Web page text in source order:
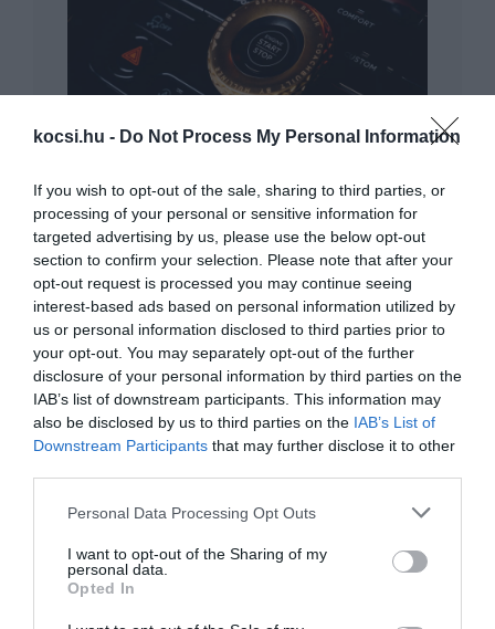
kocsi.hu - Do Not Process My Personal Information
If you wish to opt-out of the sale, sharing to third parties, or
processing of your personal or sensitive information for
targeted advertising by us, please use the below opt-out
section to confirm your selection. Please note that after your
opt-out request is processed you may continue seeing
interest-based ads based on personal information utilized by
us or personal information disclosed to third parties prior to
your opt-out. You may separately opt-out of the further
disclosure of your personal information by third parties on the
IAB’s list of downstream participants. This information may
also be disclosed by us to third parties on the IAB’s List of
Downstream Participants that may further disclose it to other
Please note that this website/app uses one or more Google
not limited to your visit or usage behaviour. You may click to
grant or deny consent to Google and its third-party tags to
use your data for below specified purposes in below Google
consent section.
Personal Data Processing Opt Outs
I want to opt-out of the Sharing of my
personal data.
Opted In
Limitált szériát kapott a Maybach S 680